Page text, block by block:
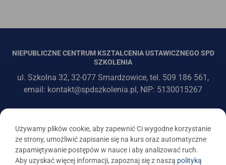
NIEPUBLICZNE CENTRUM KSZTAŁCENIA USTAWICZNEGO SPD
SZKOLENIA
ul. Szkolna 32, 32-077 Smardzowice, tel. 509 186 561,
email: kontakt@spdszkolenia.pl, NIP: 5130015267
Używamy plików cookie, aby zapewnić Ci wygodne korzystanie
ze strony, umożliwić zapisanie się na kurs oraz automatyczne
zapamiętywanie postępów w nauce i aby analizować ruch.
Aby uzyskać więcej informacji, zapoznaj się z naszą polityką